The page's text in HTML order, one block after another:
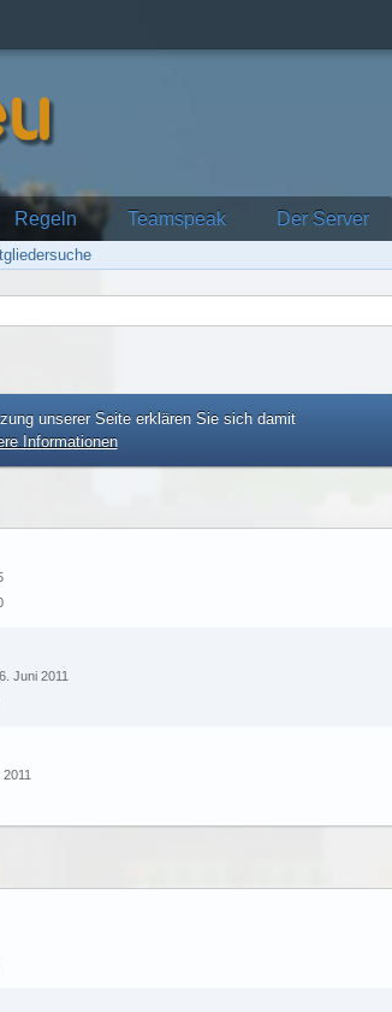
Regeln Teamspeak Der Server
unserer Seite erklären Sie sich damit
Informationen
Juni 2011